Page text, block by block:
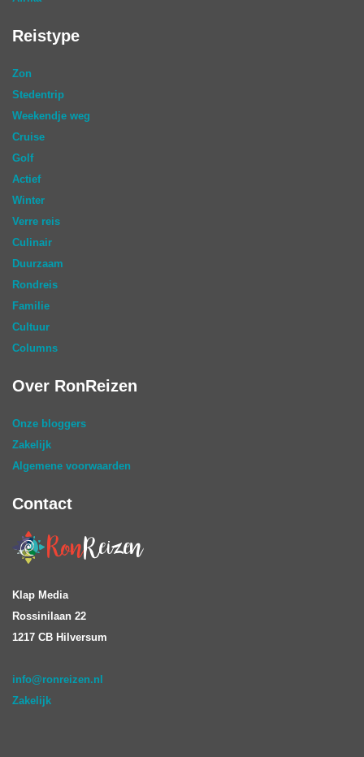
Reistype
Zon
Stedentrip
Weekendje weg
Cruise
Golf
Actief
Winter
Verre reis
Culinair
Duurzaam
Rondreis
Familie
Cultuur
Columns
Over RonReizen
Onze bloggers
Zakelijk
Algemene voorwaarden
Contact
Klap Media
Rossinilaan 22
1217 CB Hilversum
info@ronreizen.nl
Zakelijk